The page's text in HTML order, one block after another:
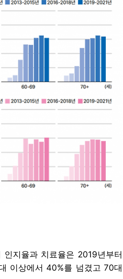
지율과 치료율은 2019년부터
이상에서 40%를 넘겼고 70대